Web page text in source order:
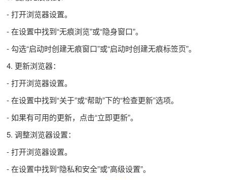
- 打开浏览器设置。
- 在设置中找到“无痕浏览”或“隐身窗口”。
- 勾选“启动时创建无痕窗口”或“启动时创建无痕标签页”。
4. 更新浏览器：
- 打开浏览器设置。
- 在设置中找到“关于”或“帮助”下的“检查更新”选项。
- 如果有可用的更新，点击“立即更新”。
5. 调整浏览器设置：
- 打开浏览器设置。
- 在设置中找到“隐私和安全”或“高级设置”。